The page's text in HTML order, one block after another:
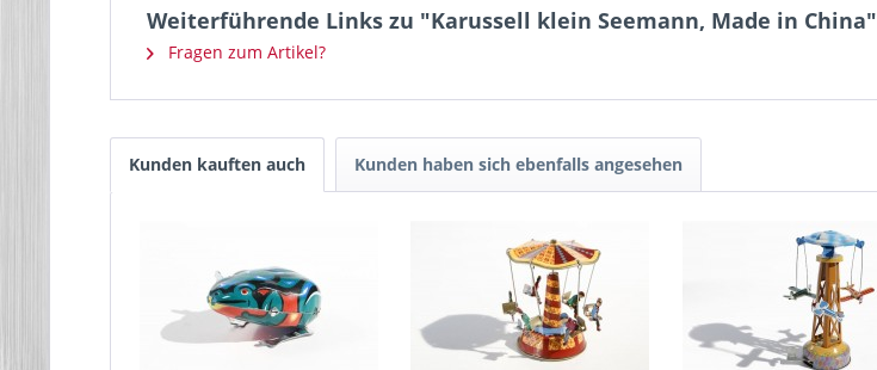
Weiterführende Links zu "Karussell klein Seemann, Made in China"
Fragen zum Artikel?
Kunden kauften auch Kunden haben sich ebenfalls angesehen